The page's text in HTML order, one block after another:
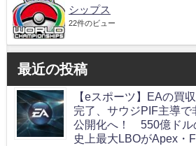
シップス
22件のビュー
最近の投稿
【eスポーツ】EAの買
完了、サウジPIF主導で
公開化へ！ 550億ドル
史上最大LBOがApex・